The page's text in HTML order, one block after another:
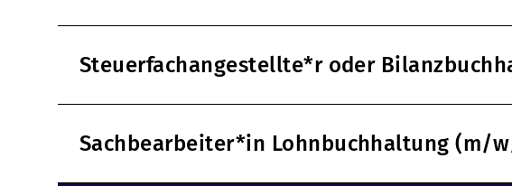
Steuerfachangestellte*r oder
Sachbearbeiter*in Lohnbuchhaltung (m/